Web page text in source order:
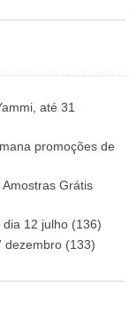
até 31
promoções de
Grátis
dia 12 julho (136)
dezembro (133)